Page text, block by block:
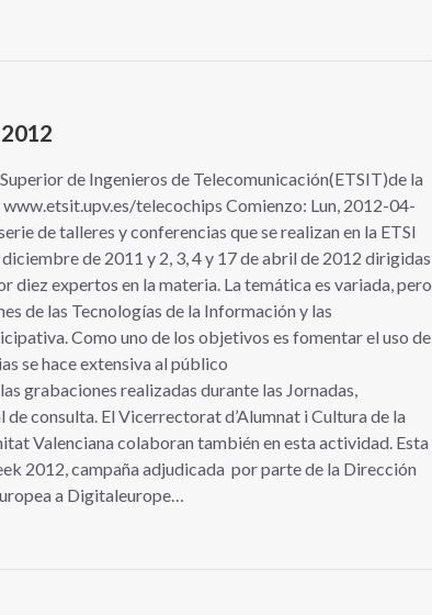
de Ingenieros de Telecomunicación(ETSIT)de la
telecochips Comienzo: Lun, 2012-04-
de talleres y conferencias que se realizan en la ETSI
de 2011 y 2, 3, 4 y 17 de abril de 2012 dirigidas
diez expertos en la materia. La temática es variada, pero
de las Tecnologías de la Información y las
Como uno de los objetivos es fomentar el uso de
se hace extensiva al público
grabaciones realizadas durante las Jornadas,
consulta. El Vicerrectorat d’Alumnat i Cultura de la
Valenciana colaboran también en esta actividad. Esta
2012, campaña adjudicada por parte de la Dirección
a Digitaleurope…